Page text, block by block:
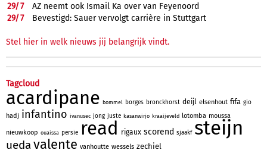
29/7
AZ neemt ook Ismail Ka over van Feyenoord
29/7 Bevestigd: Sauer vervolgt carrière in Stuttgart
Stel hier in welk nieuws jij belangrijk vindt.
Tagcloud
acardipane bommel borges bronckhorst deijl elsenhout fifa gio
hadj infantino ivanusec jong juste kasanwirjo kraaijeveld lotomba moussa
nieuwkoop ouaissa persie read rigaux scorend sjaakf steijn
uedavalente vanhoutte wessels zechiel